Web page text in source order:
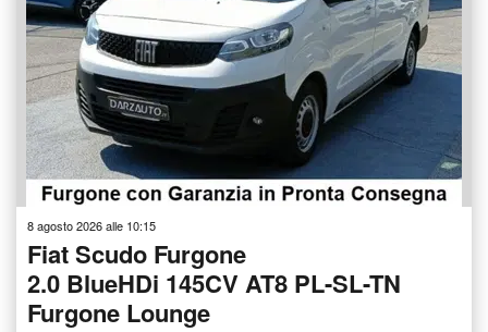
8 agosto 2026 alle 10:15
Fiat Scudo Furgone
2.0 BlueHDi 145CV AT8 PL-SL-TN
Furgone Lounge